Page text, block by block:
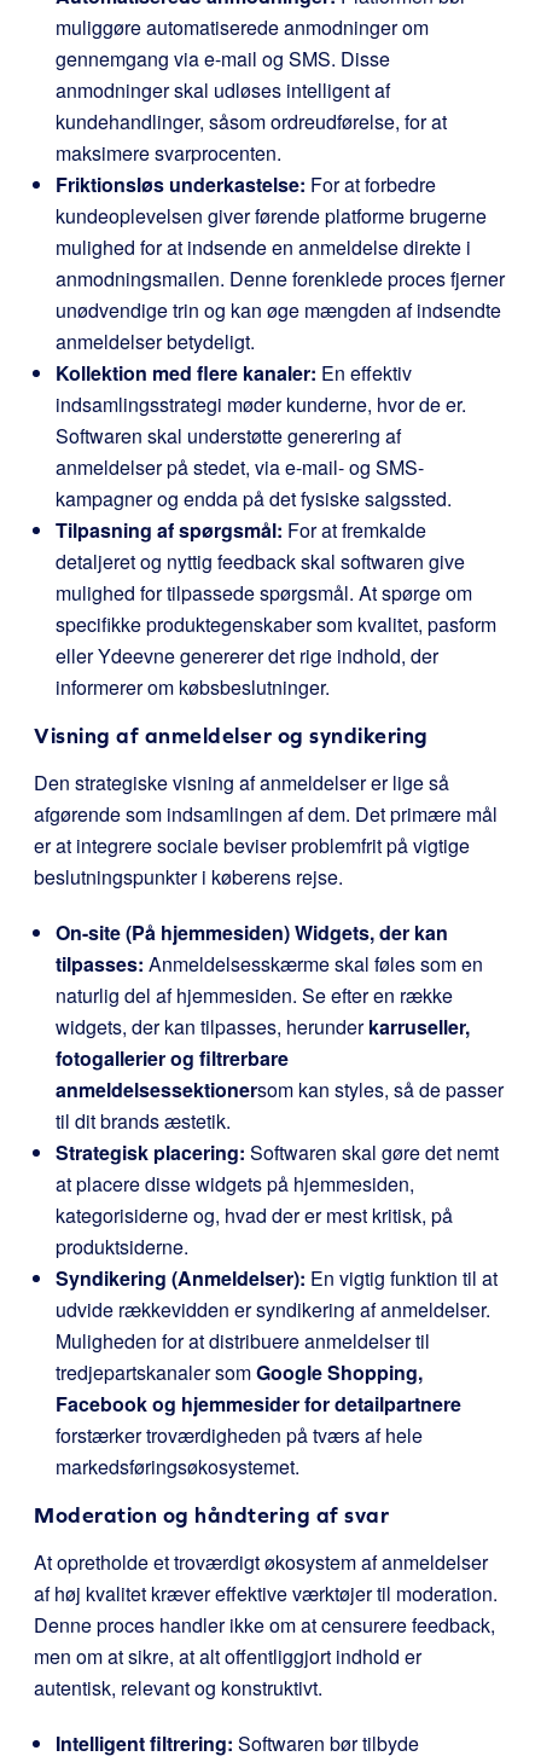
muliggøre automatiserede anmodninger om
gennemgang via e-mail og SMS. Disse
anmodninger skal udløses intelligent af
kundehandlinger, såsom ordreudførelse, for at
maksimere svarprocenten.
Friktionsløs underkastelse: For at forbedre
kundeoplevelsen giver førende platforme brugerne
mulighed for at indsende en anmeldelse direkte i
anmodningsmailen. Denne forenklede proces fjerner
unødvendige trin og kan øge mængden af indsendte
anmeldelser betydeligt.
Kollektion med flere kanaler: En effektiv
indsamlingsstrategi møder kunderne, hvor de er.
Softwaren skal understøtte generering af
anmeldelser på stedet, via e-mail- og SMS-
kampagner og endda på det fysiske salgssted.
Tilpasning af spørgsmål: For at fremkalde
detaljeret og nyttig feedback skal softwaren give
mulighed for tilpassede spørgsmål. At spørge om
specifikke produktegenskaber som kvalitet, pasform
eller Ydeevne genererer det rige indhold, der
informerer om købsbeslutninger.
Visning af anmeldelser og syndikering
Den strategiske visning af anmeldelser er lige så
afgørende som indsamlingen af dem. Det primære mål
er at integrere sociale beviser problemfrit på vigtige
beslutningspunkter i køberens rejse.
On-site (På hjemmesiden) Widgets, der kan
tilpasses: Anmeldelsesskærme skal føles som en
naturlig del af hjemmesiden. Se efter en række
widgets, der kan tilpasses, herunderkarruseller,
fotogallerier og filtrerbare
anmeldelsessektionersom kan styles, så de passer
til dit brands æstetik.
Strategisk placering: Softwaren skal gøre det nemt
at placere disse widgets på hjemmesiden,
kategorisiderne og, hvad der er mest kritisk, på
produktsiderne.
Syndikering (Anmeldelser): En vigtig funktion til at
udvide rækkevidden er syndikering af anmeldelser.
Muligheden for at distribuere anmeldelser til
tredjepartskanaler somGoogle Shopping,
Facebook og hjemmesider for detailpartnere
forstærker troværdigheden på tværs af hele
markedsføringsøkosystemet.
Moderation og håndtering af svar
At opretholde et troværdigt økosystem af anmeldelser
af høj kvalitet kræver effektive værktøjer til moderation.
Denne proces handler ikke om at censurere feedback,
men om at sikre, at alt offentliggjort indhold er
autentisk, relevant og konstruktivt.
Intelligent filtrering: Softwaren bør tilbyde